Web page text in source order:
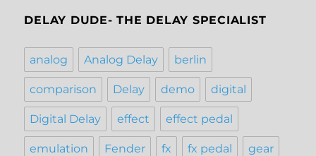
DELAY DUDE- THE DELAY SPECIALIST
analog Analog Delay berlin
comparison Delay demo digital
Digital Delay effect effect pedal
emulation Fender fx fx pedal gear